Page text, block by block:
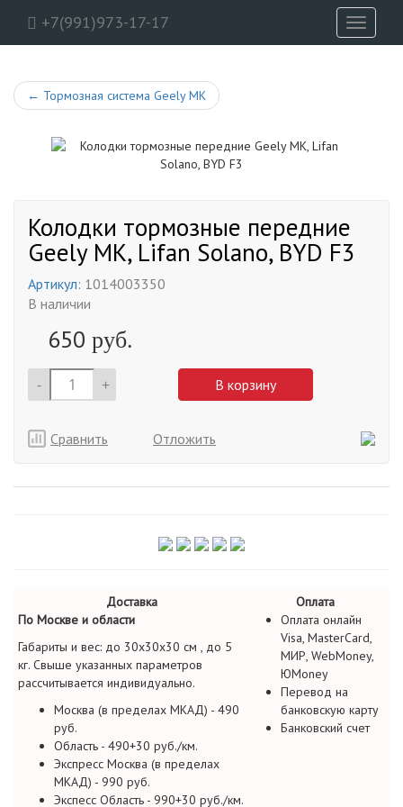
+7(991)973-17-17
Toggle
← Тормозная система Geely MK
Колодки тормозные передние
Geely MK, Lifan Solano, BYD F3
Артикул: 1014003350
В наличии
650 руб.
- + В корзину
Сравнить Отложить
Доставка
Оплата
По Москве и области
Габариты и вес: до 30х30х30 см , до 5
кг. Свыше указанных параметров
рассчитывается индивидуально.
Москва (в пределах МКАД) - 490
руб.
Область - 490+30 руб./км.
Экспресс Москва (в пределах
МКАД) - 990 руб.
Экспесс Область - 990+30 руб./км.
Оплата онлайн
Visa, MasterCard,
МИР, WebMoney,
ЮMoney
Перевод на
банковскую карту
Банковский счет